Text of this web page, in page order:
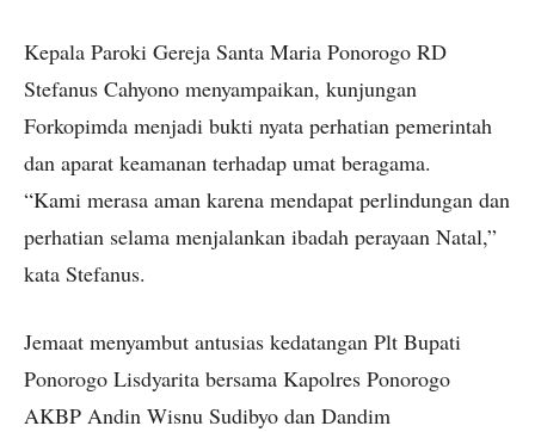
Kepala Paroki Gereja Santa Maria Ponorogo RD
Stefanus Cahyono menyampaikan, kunjungan
Forkopimda menjadi bukti nyata perhatian pemerintah
dan aparat keamanan terhadap umat beragama.
“Kami merasa aman karena mendapat perlindungan dan
perhatian selama menjalankan ibadah perayaan Natal,”
kata Stefanus.
Jemaat menyambut antusias kedatangan Plt Bupati
Ponorogo Lisdyarita bersama Kapolres Ponorogo
AKBP Andin Wisnu Sudibyo dan Dandim